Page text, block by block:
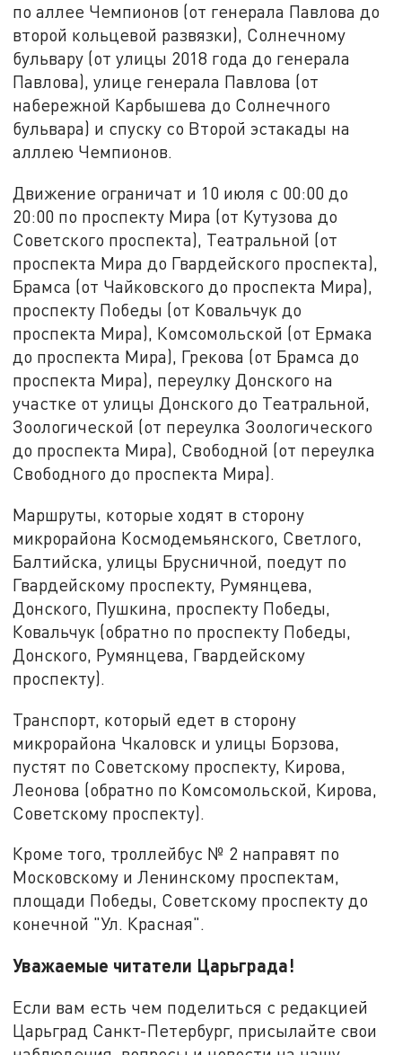
по аллее Чемпионов (от генерала Павлова до
второй кольцевой развязки), Солнечному
бульвару (от улицы 2018 года до генерала
Павлова), улице генерала Павлова (от
набережной Карбышева до Солнечного
бульвара) и спуску со Второй эстакады на
алллею Чемпионов.
Движение ограничат и 10 июля с 00:00 до
20:00 по проспекту Мира (от Кутузова до
Советского проспекта), Театральной (от
проспекта Мира до Гвардейского проспекта),
Брамса (от Чайковского до проспекта Мира),
проспекту Победы (от Ковальчук до
проспекта Мира), Комсомольской (от Ермака
до проспекта Мира), Грекова (от Брамса до
проспекта Мира), переулку Донского на
участке от улицы Донского до Театральной,
Зоологической (от переулка Зоологического
до проспекта Мира), Свободной (от переулка
Свободного до проспекта Мира).
Маршруты, которые ходят в сторону
микрорайона Космодемьянского, Светлого,
Балтийска, улицы Брусничной, поедут по
Гвардейскому проспекту, Румянцева,
Донского, Пушкина, проспекту Победы,
Ковальчук (обратно по проспекту Победы,
Донского, Румянцева, Гвардейскому
проспекту).
Транспорт, который едет в сторону
микрорайона Чкаловск и улицы Борзова,
пустят по Советскому проспекту, Кирова,
Леонова (обратно по Комсомольской, Кирова,
Советскому проспекту).
Кроме того, троллейбус № 2 направят по
Московскому и Ленинскому проспектам,
площади Победы, Советскому проспекту до
конечной "Ул. Красная".
Уважаемые читатели Царьграда!
Если вам есть чем поделиться с редакцией
Царьград Санкт-Петербург, присылайте свои